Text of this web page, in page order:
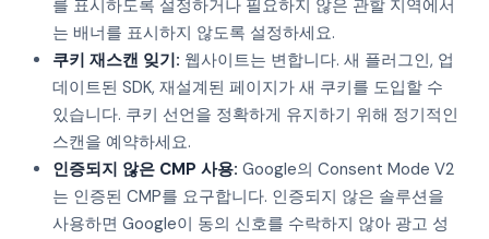
를 표시하도록 설정하거나 필요하지 않은 관할 지역에서
는 배너를 표시하지 않도록 설정하세요.
쿠키 재스캔 잊기: 웹사이트는 변합니다. 새 플러그인, 업
데이트된 SDK, 재설계된 페이지가 새 쿠키를 도입할 수
있습니다. 쿠키 선언을 정확하게 유지하기 위해 정기적인
스캔을 예약하세요.
인증되지 않은 CMP 사용: Google의 Consent Mode V2
는 인증된 CMP를 요구합니다. 인증되지 않은 솔루션을
사용하면 Google이 동의 신호를 수락하지 않아 광고 성